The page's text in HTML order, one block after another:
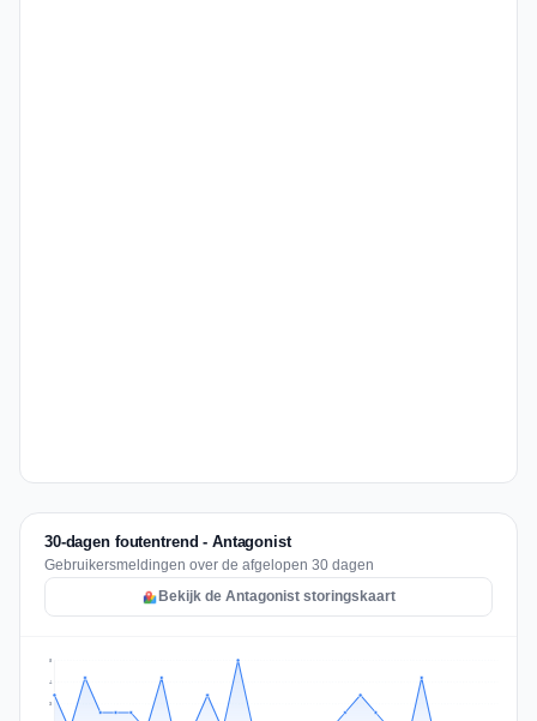
30-dagen foutentrend - Antagonist
Gebruikersmeldingen over de afgelopen 30 dagen
Bekijk de Antagonist storingskaart
3
4
5